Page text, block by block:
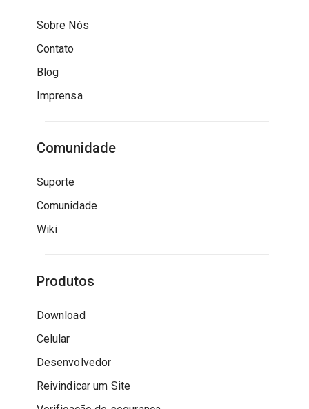
Sobre Nós
Contato
Blog
Imprensa
Comunidade
Suporte
Comunidade
Wiki
Produtos
Download
Celular
Desenvolvedor
Reivindicar um Site